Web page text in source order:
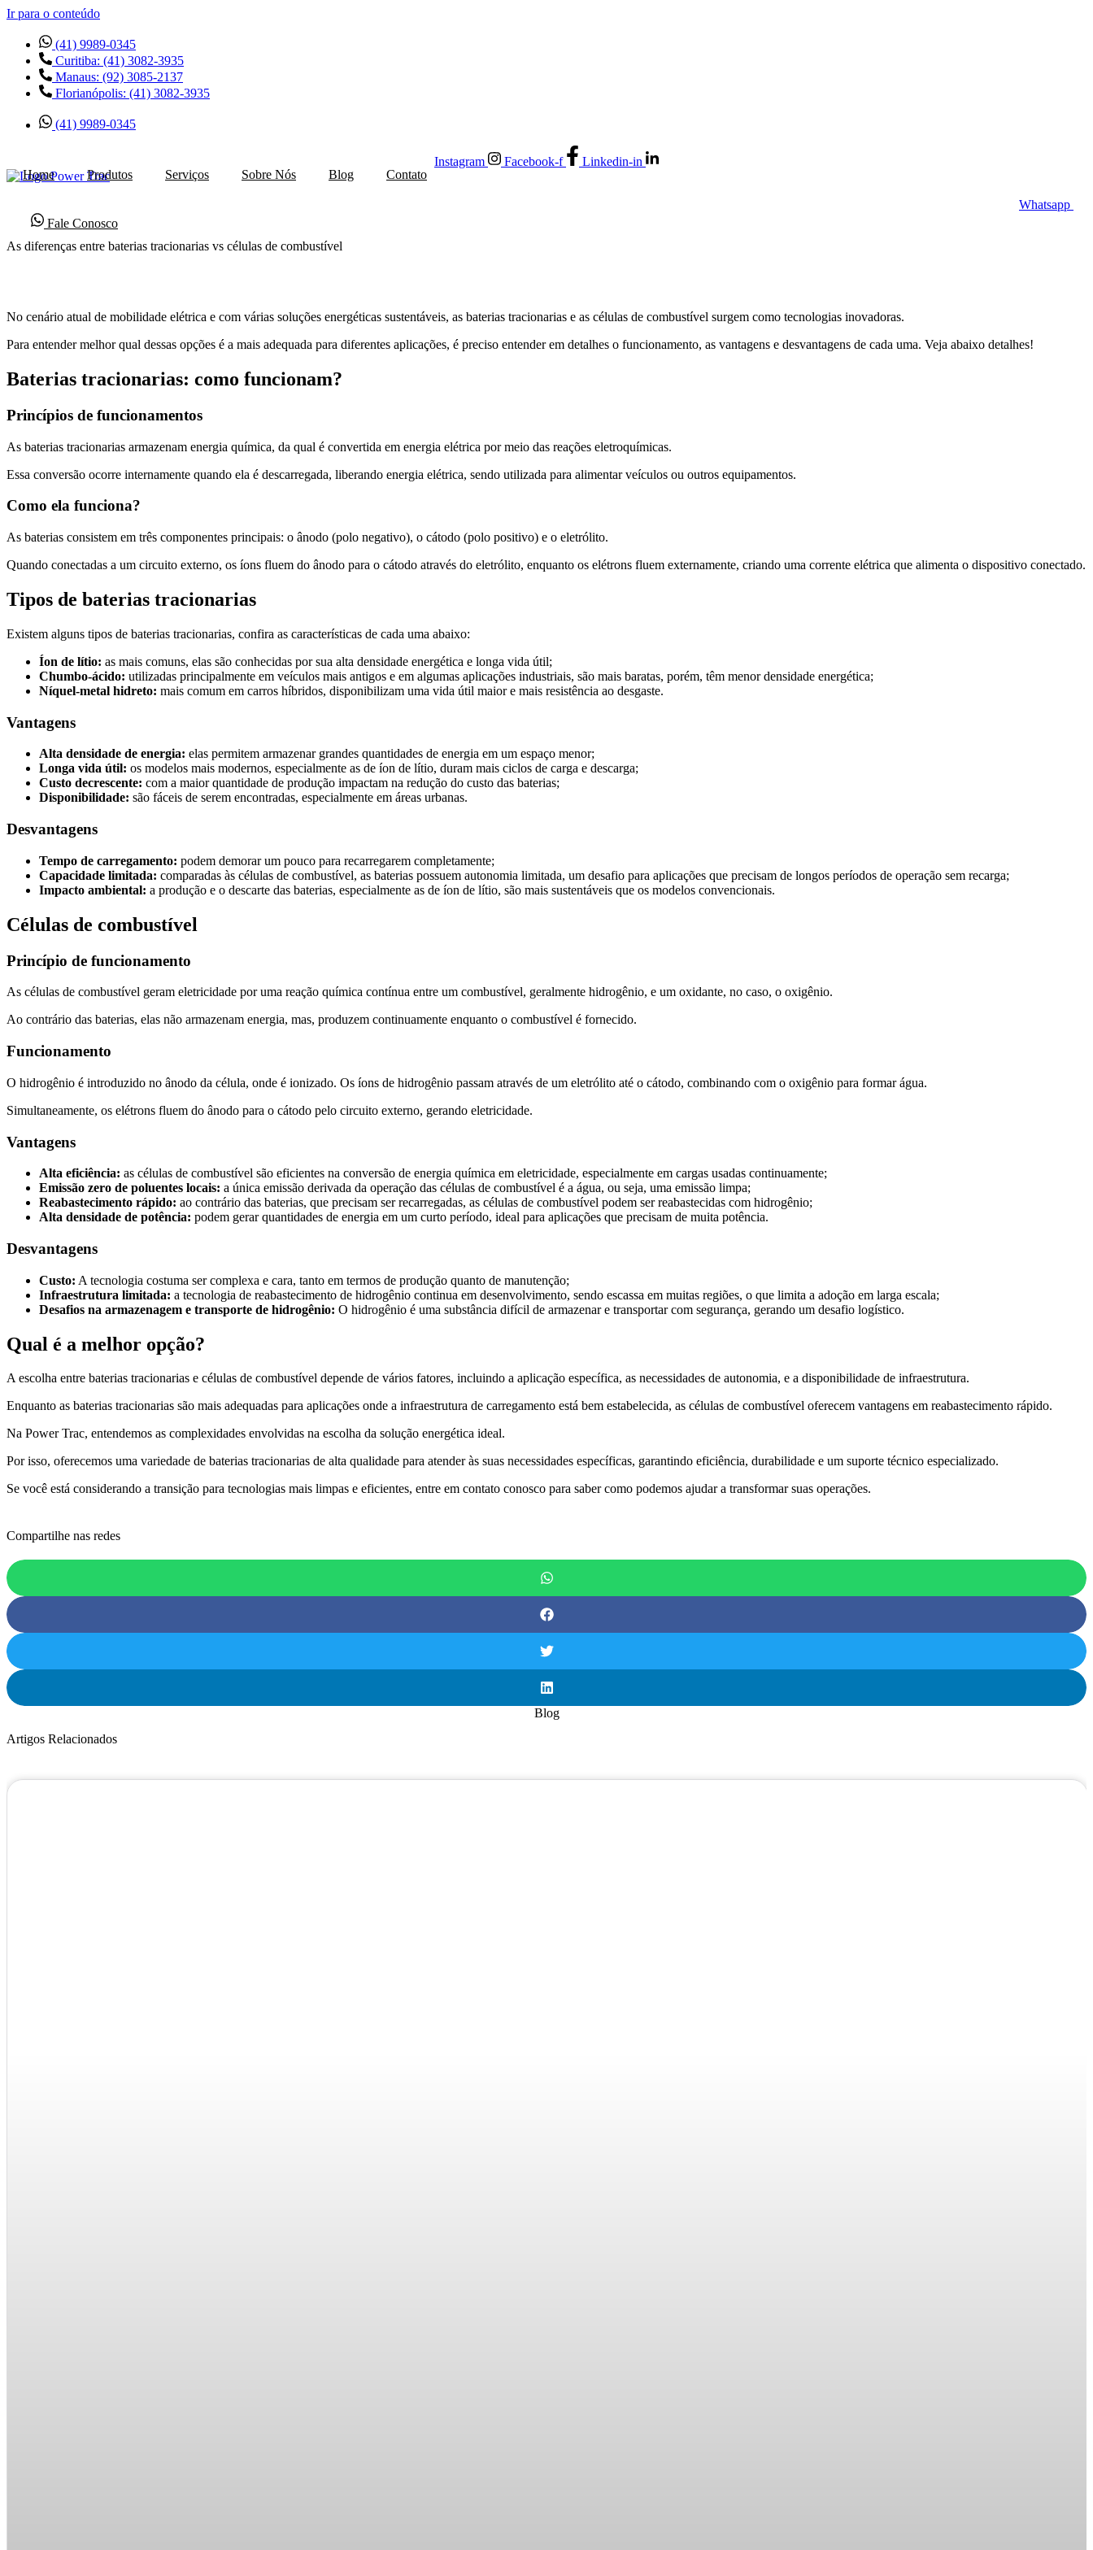
Ir para o conteúdo
(41) 9989-0345
Curitiba: (41) 3082-3935
Manaus: (92) 3085-2137
Florianópolis: (41) 3082-3935
(41) 9989-0345
Instagram Facebook-f
Linkedin-in
Home
Produtos Serviços Sobre Nós Blog Contato
Whatsapp
Fale Conosco
As diferenças entre baterias tracionarias vs células de combustível
No cenário atual de mobilidade elétrica e com várias soluções energéticas sustentáveis, as baterias tracionarias e as células de combustível surgem como tecnologias inovadoras.
Para entender melhor qual dessas opções é a mais adequada para diferentes aplicações, é preciso entender em detalhes o funcionamento, as vantagens e desvantagens de cada uma. Veja abaixo detalhes!
Baterias tracionarias: como funcionam?
Princípios de funcionamentos
As baterias tracionarias armazenam energia química, da qual é convertida em energia elétrica por meio das reações eletroquímicas.
Essa conversão ocorre internamente quando ela é descarregada, liberando energia elétrica, sendo utilizada para alimentar veículos ou outros equipamentos.
Como ela funciona?
As baterias consistem em três componentes principais: o ânodo (polo negativo), o cátodo (polo positivo) e o eletrólito.
Quando conectadas a um circuito externo, os íons fluem do ânodo para o cátodo através do eletrólito, enquanto os elétrons fluem externamente, criando uma corrente elétrica que alimenta o dispositivo conectado.
Tipos de baterias tracionarias
Existem alguns tipos de baterias tracionarias, confira as características de cada uma abaixo:
Íon de lítio: as mais comuns, elas são conhecidas por sua alta densidade energética e longa vida útil;
Chumbo-ácido: utilizadas principalmente em veículos mais antigos e em algumas aplicações industriais, são mais baratas, porém, têm menor densidade energética;
Níquel-metal hidreto: mais comum em carros híbridos, disponibilizam uma vida útil maior e mais resistência ao desgaste.
Vantagens
Alta densidade de energia: elas permitem armazenar grandes quantidades de energia em um espaço menor;
Longa vida útil: os modelos mais modernos, especialmente as de íon de lítio, duram mais ciclos de carga e descarga;
Custo decrescente: com a maior quantidade de produção impactam na redução do custo das baterias;
Disponibilidade: são fáceis de serem encontradas, especialmente em áreas urbanas.
Desvantagens
Tempo de carregamento: podem demorar um pouco para recarregarem completamente;
Capacidade limitada: comparadas às células de combustível, as baterias possuem autonomia limitada, um desafio para aplicações que precisam de longos períodos de operação sem recarga;
Impacto ambiental: a produção e o descarte das baterias, especialmente as de íon de lítio, são mais sustentáveis que os modelos convencionais.
Células de combustível
Princípio de funcionamento
As células de combustível geram eletricidade por uma reação química contínua entre um combustível, geralmente hidrogênio, e um oxidante, no caso, o oxigênio.
Ao contrário das baterias, elas não armazenam energia, mas, produzem continuamente enquanto o combustível é fornecido.
Funcionamento
O hidrogênio é introduzido no ânodo da célula, onde é ionizado. Os íons de hidrogênio passam através de um eletrólito até o cátodo, combinando com o oxigênio para formar água.
Simultaneamente, os elétrons fluem do ânodo para o cátodo pelo circuito externo, gerando eletricidade.
Vantagens
Alta eficiência: as células de combustível são eficientes na conversão de energia química em eletricidade, especialmente em cargas usadas continuamente;
Emissão zero de poluentes locais: a única emissão derivada da operação das células de combustível é a água, ou seja, uma emissão limpa;
Reabastecimento rápido: ao contrário das baterias, que precisam ser recarregadas, as células de combustível podem ser reabastecidas com hidrogênio;
Alta densidade de potência: podem gerar quantidades de energia em um curto período, ideal para aplicações que precisam de muita potência.
Desvantagens
Custo: A tecnologia costuma ser complexa e cara, tanto em termos de produção quanto de manutenção;
Infraestrutura limitada: a tecnologia de reabastecimento de hidrogênio continua em desenvolvimento, sendo escassa em muitas regiões, o que limita a adoção em larga escala;
Desafios na armazenagem e transporte de hidrogênio: O hidrogênio é uma substância difícil de armazenar e transportar com segurança, gerando um desafio logístico.
Qual é a melhor opção?
A escolha entre baterias tracionarias e células de combustível depende de vários fatores, incluindo a aplicação específica, as necessidades de autonomia, e a disponibilidade de infraestrutura.
Enquanto as baterias tracionarias são mais adequadas para aplicações onde a infraestrutura de carregamento está bem estabelecida, as células de combustível oferecem vantagens em reabastecimento rápido.
Na Power Trac, entendemos as complexidades envolvidas na escolha da solução energética ideal.
Por isso, oferecemos uma variedade de baterias tracionarias de alta qualidade para atender às suas necessidades específicas, garantindo eficiência, durabilidade e um suporte técnico especializado.
Se você está considerando a transição para tecnologias mais limpas e eficientes, entre em contato conosco para saber como podemos ajudar a transformar suas operações.
Compartilhe nas redes
Blog
Artigos Relacionados